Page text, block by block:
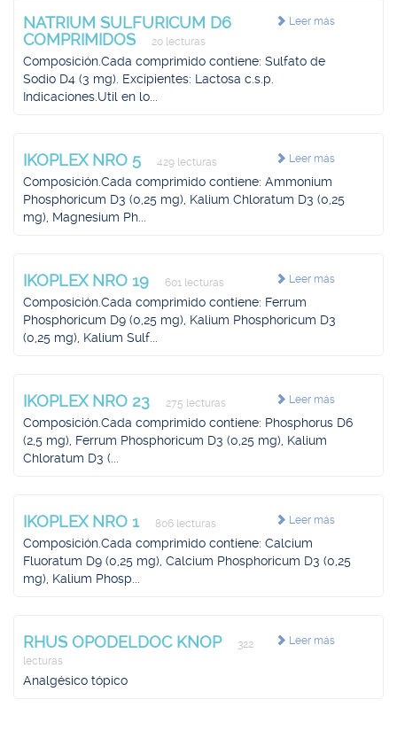
Leer más
NATRIUM SULFURICUM D6
COMPRIMIDOS
20 lecturas
Composición.Cada comprimido contiene: Sulfato de
Sodio D4 (3 mg). Excipientes: Lactosa c.s.p.
Indicaciones.Util en lo...
Leer más
IKOPLEX NRO 5 429 lecturas
Composición.Cada comprimido contiene: Ammonium
Phosphoricum D3 (0,25 mg), Kalium Chloratum D3 (0,25
mg), Magnesium Ph...
Leer más
IKOPLEX NRO 19 601 lecturas
Composición.Cada comprimido contiene: Ferrum
Phosphoricum D9 (0,25 mg), Kalium Phosphoricum D3
(0,25 mg), Kalium Sulf...
Leer más
IKOPLEX NRO 23 275 lecturas
Composición.Cada comprimido contiene: Phosphorus D6
(2,5 mg), Ferrum Phosphoricum D3 (0,25 mg), Kalium
Chloratum D3 (...
Leer más
IKOPLEX NRO 1 806 lecturas
Composición.Cada comprimido contiene: Calcium
Fluoratum D9 (0,25 mg), Calcium Phosphoricum D3 (0,25
mg), Kalium Phosp...
Leer más
RHUS OPODELDOC KNOP
322
lecturas
Analgésico tópico